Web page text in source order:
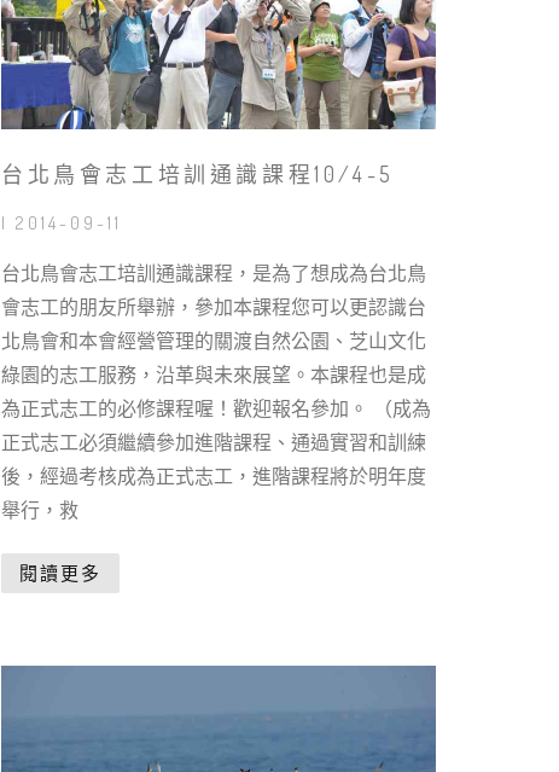
台北鳥會志工培訓通識課程10/4-5
| 2014-09-11
台北鳥會志工培訓通識課程，是為了想成為台北鳥
會志工的朋友所舉辦，參加本課程您可以更認識台
北鳥會和本會經營管理的關渡自然公園、芝山文化
綠園的志工服務，沿革與未來展望。本課程也是成
為正式志工的必修課程喔！歡迎報名參加。 （成為
正式志工必須繼續參加進階課程、通過實習和訓練
後，經過考核成為正式志工，進階課程將於明年度
舉行，救
閱讀更多